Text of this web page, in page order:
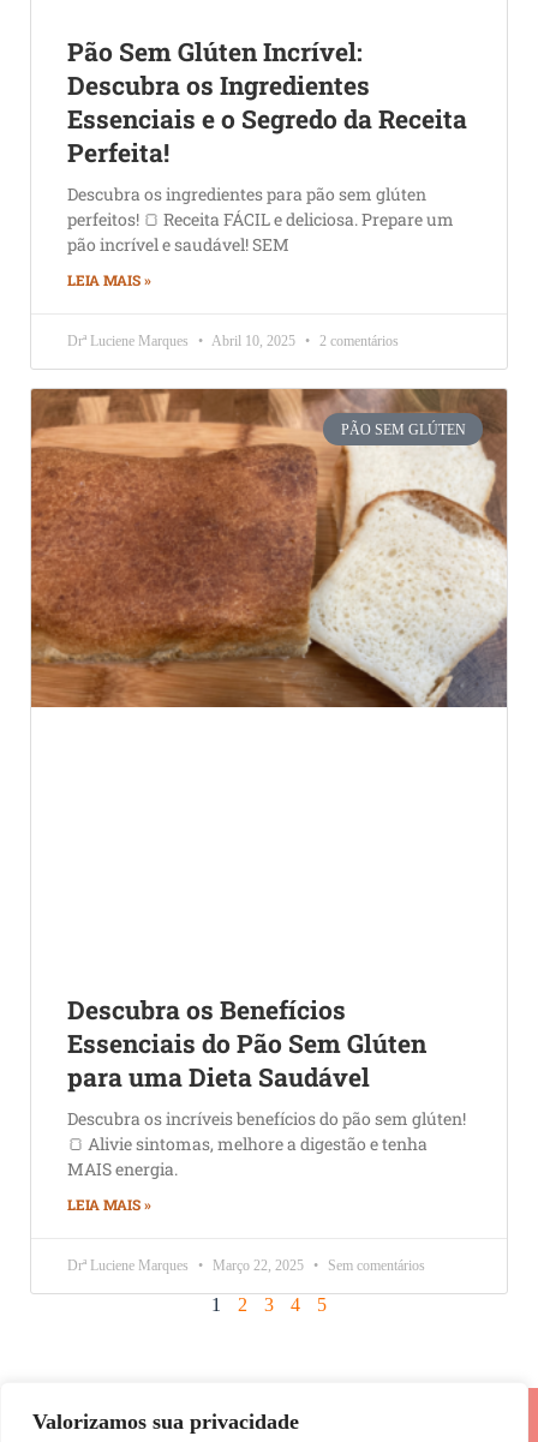
Valorizamos sua privacidade
Pão Sem Glúten Incrível:
Descubra os Ingredientes
Essenciais e o Segredo da Receita
Perfeita!
Descubra os ingredientes para pão sem glúten
perfeitos! 🍞 Receita FÁCIL e deliciosa. Prepare um
pão incrível e saudável! SEM
LEIA MAIS »
Drª Luciene Marques Abril 10, 2025 2 comentários
PÃO SEM GLÚTEN
Descubra os Benefícios
Essenciais do Pão Sem Glúten
para uma Dieta Saudável
Descubra os incríveis benefícios do pão sem glúten!
🍞 Alivie sintomas, melhore a digestão e tenha
MAIS energia.
LEIA MAIS »
Drª Luciene Marques Março 22, 2025 Sem comentários
1 2 3 4 5